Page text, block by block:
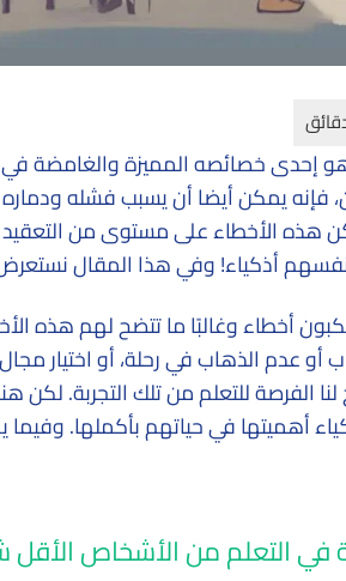
إحدى خصائصه المميزة والغامضة
فإنه يمكن أيضا أن يسبب فشله
هذه الأخطاء على مستوى من
وفي هذا المقال نستعرض 3 أخطاء كبيرة في مجال
أخطاء وغالبًا ما تتضح لهم هذه
أو عدم الذهاب في رحلة، أو اختيار
لنا الفرصة للتعلم من تلك التجربة.
أهميتها في حياتهم بأكملها.